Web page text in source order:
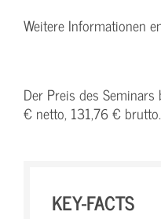
Weitere Informationen
Der Preis des
€ netto, 131,76 € brutto.
KEY-FACTS